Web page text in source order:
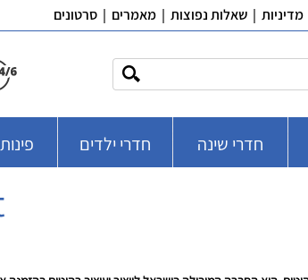
מדיניות | שאלות נפוצות | מאמרים | סרטונים
חדרי שינה חדרי ילדים